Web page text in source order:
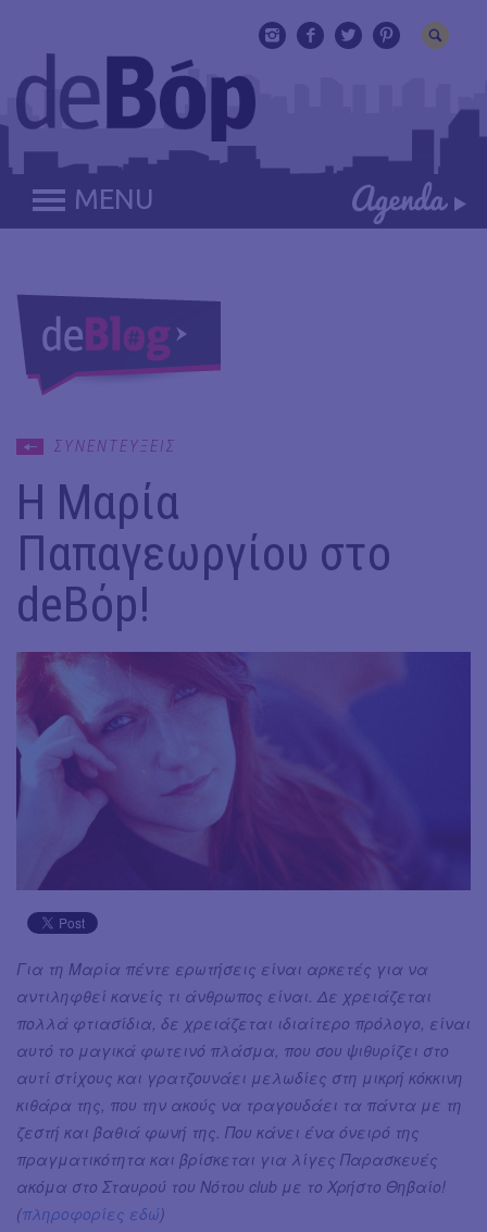
MENU
ΣΥΝΕΝΤΕΥΞΕΙΣ
Η Μαρία
Παπαγεωργίου στο
deBόp!
Για τη Μαρία πέντε ερωτήσεις είναι αρκετές για να
αντιληφθεί κανείς τι άνθρωπος είναι. Δε χρειάζεται
πολλά φτιασίδια, δε χρειάζεται ιδιαίτερο πρόλογο, είναι
αυτό το μαγικά φωτεινό πλάσμα, που σου ψιθυρίζει στο
αυτί στίχους και γρατζουνάει μελωδίες στη μικρή κόκκινη
κιθάρα της, που την ακούς να τραγουδάει τα πάντα με τη
ζεστή και βαθιά φωνή της. Που κάνει ένα όνειρό της
πραγματικότητα και βρίσκεται για λίγες Παρασκευές
ακόμα στο Σταυρού του Νότου club με το Χρήστο Θηβαίο!
(πληροφορίες εδώ)